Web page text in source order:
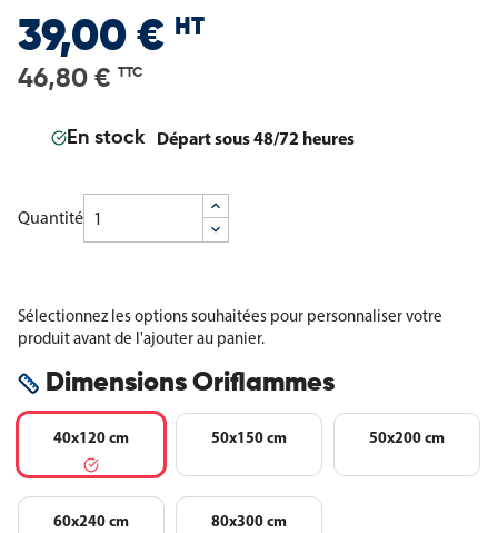
39,00 € HT
46,80 € TTC
En stock Départ sous 48/72 heures
Quantité
Sélectionnez les options souhaitées pour personnaliser votre
produit avant de l'ajouter au panier.
Dimensions Oriflammes
40x120 cm 50x150 cm 50x200 cm
60x240 cm 80x300 cm